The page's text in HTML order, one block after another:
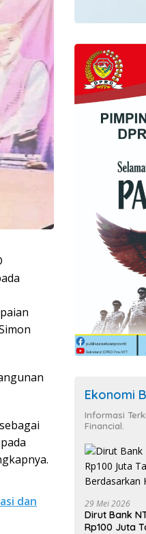
dan
Ekonomi
Informasi
Financial.
29 Mei 2026
Dirut Bank
Rp100 Juta